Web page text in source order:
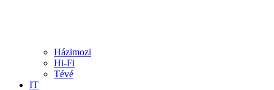
Házimozi
Hi-Fi
Tévé
IT